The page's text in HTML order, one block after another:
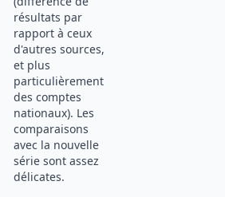
résultats par
rapport à ceux
d'autres sources,
et plus
particulièrement
des comptes
nationaux). Les
comparaisons
avec la nouvelle
série sont assez
délicates.